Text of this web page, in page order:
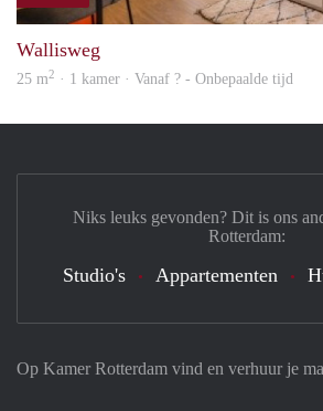
Wallisweg
25 m2 · 1 kamer · Vanaf ? - Onbepaalde tijd
Op Kamer Rotterdam vind en verhuur je
Niks leuks gevonden? Dit is ons
Rotterdam:
Studio's Appartementen